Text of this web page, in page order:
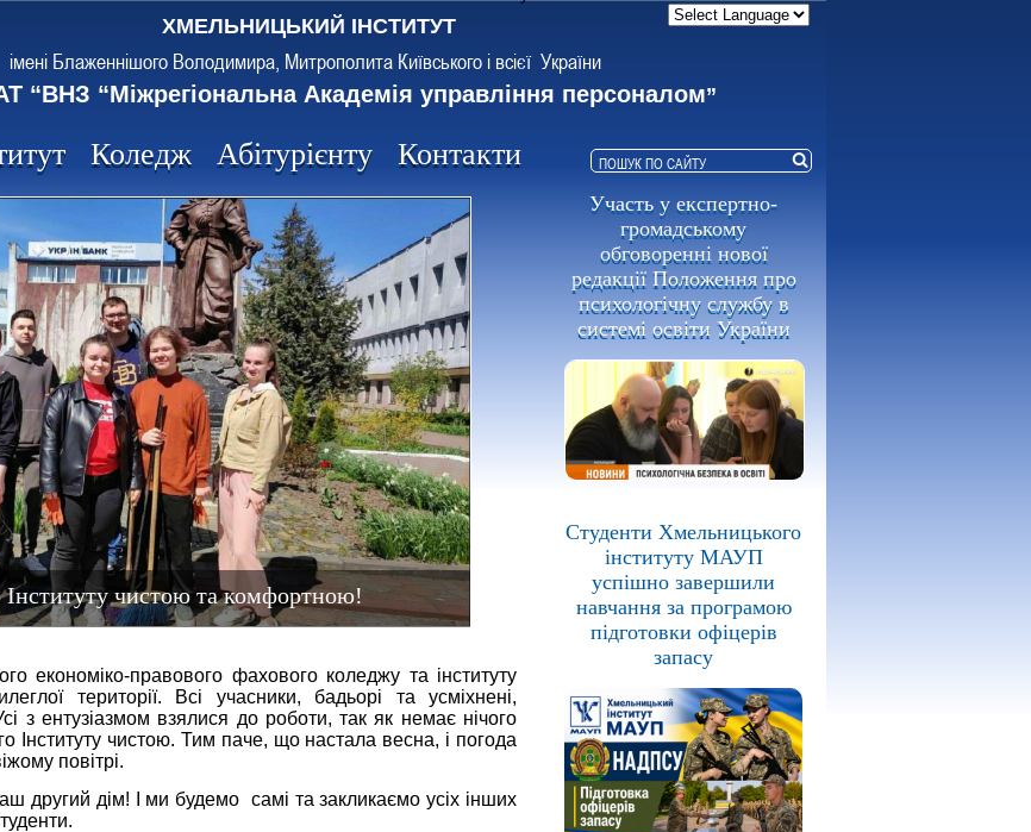
імені Блаженнішого Володимира, Митрополита Київського і всієї України
ХМЕЛЬНИЦЬКИЙ ІНСТИТУТ
“ВНЗ “Міжрегіональна Академія управління персоналом”
Коледж Абітурієнту Контакти
чистою та комфортною!
економіко-правового фахового коледжу та інституту
території. Всі учасники, бадьорі та усміхнені,
з ентузіазмом взялися до роботи, так як немає нічого
Інституту чистою. Тим паче, що настала весна, і погода
повітрі.
другий дім! І ми будемо самі та закликаємо усіх інших
Участь у експертно-
громадському
обговоренні нової
редакції Положення про
психологічну службу в
системі освіти України
Студенти Хмельницького
інституту МАУП
успішно завершили
навчання за програмою
підготовки офіцерів
запасу